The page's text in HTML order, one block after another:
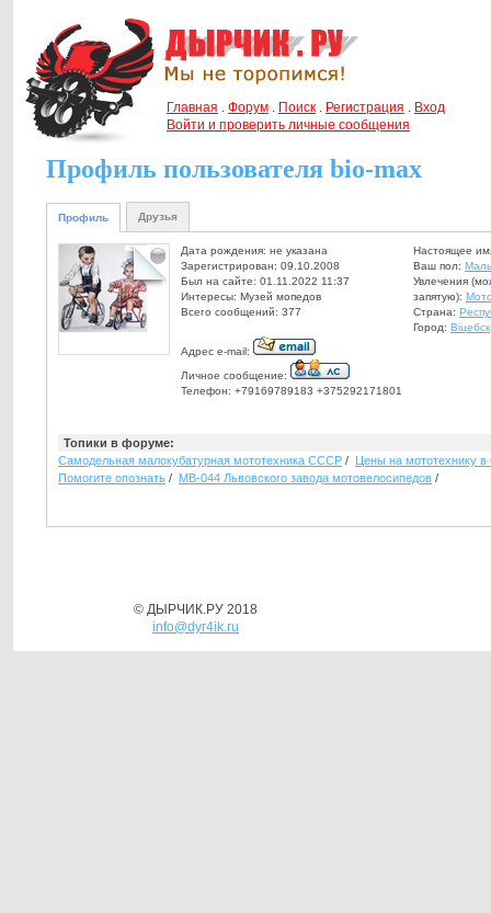
Главная . Форум . Поиск . Регистрация . Вход
Войти и проверить личные сообщения
Профиль пользователя bio-max
Профиль Друзья
Дата рождения: не указана
Зарегистрирован: 09.10.2008
Был на сайте: 01.11.2022 11:37
Интересы: Музей мопедов
Всего сообщений: 377
Адрес e-mail:
Личное сообщение:
Телефон: +79169789183 +375292171801
Настоящее
Ваш пол:
Увлечения
запятую):
Страна:
Город: Вiцебск
Топики в форуме:
Самодельная малокубатурная мототехника СССР / Цены на мототехнику
Помогите опознать / МВ-044 Львовского завода мотовелосипедов /
© ДЫРЧИК.РУ 2018
info@dyr4ik.ru